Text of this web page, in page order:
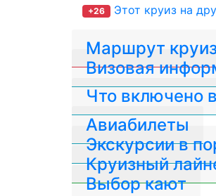
+26 Этот круиз на
Маршрут
Визовая
Авиабилеты
Что включено
Экскурсии в
Круизный
Выбор кают